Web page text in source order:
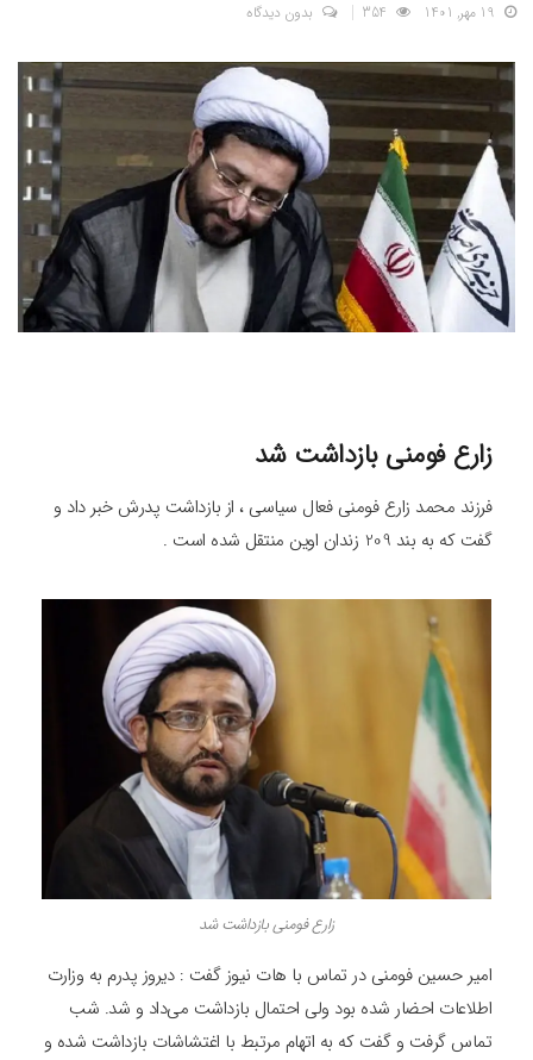
19 مهر, 1401 بدون دیدگاه
زارع فومنی بازداشت شد
فرزند محمد زارع فومنی فعال سیاسی ، از بازداشت پدرش خبر داد و
گفت که به بند 209 زندان اوین منتقل شده است .
زارع فومنی بازداشت شد
امیر حسین فومنی در تماس با هات نیوز گفت : دیروز پدرم به وزارت
اطلاعات احضار شده بود ولی احتمال بازداشت می‌داد و شد. شب
تماس گرفت و گفت که به اتهام مرتبط با اغتشاشات بازداشت شده و